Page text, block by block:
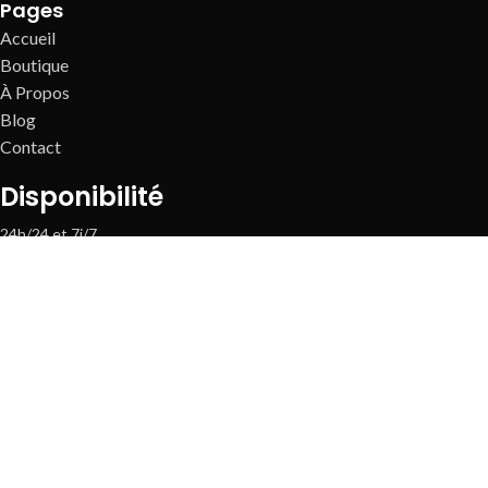
Pages
Accueil
Boutique
À Propos
Blog
Contact
Disponibilité
24h/24 et 7j/7